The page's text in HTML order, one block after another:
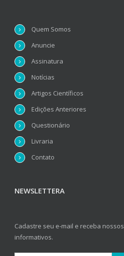
Quem Somos
Anuncie
Assinatura
Notícias
Artigos Científicos
Edições Anteriores
Questionário
Livraria
Contato
NEWSLETTERA
Cadastre seu e-mail e receba nossos
informativos.